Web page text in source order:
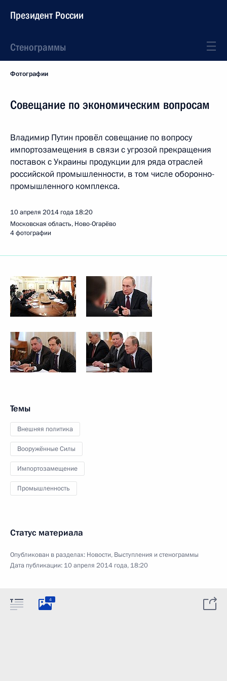
Президент России
Стенограммы
Фотографии
Совещание по экономическим вопросам
Владимир Путин провёл совещание по вопросу
импортозамещения в связи с угрозой прекращения
поставок с Украины продукции для ряда отраслей
российской промышленности, в том числе оборонно-
промышленного комплекса.
10 апреля 2014 года 18:20
Московская область, Ново-Огарёво
4 фотографии
Темы
Внешняя политика
Вооружённые Силы
Импортозамещение
Промышленность
Статус материала
Опубликован в разделах: Новости, Выступления и стенограммы
Дата публикации: 10 апреля 2014 года, 18:20
4